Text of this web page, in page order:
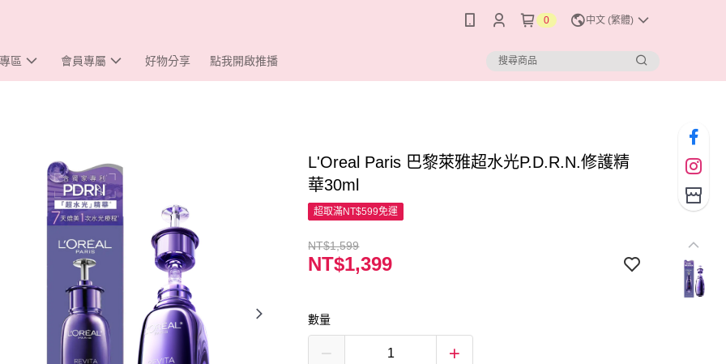
0 中文 (繁體)
區 會員專屬 好物分享 點我開啟推播
L'Oreal Paris 巴黎萊雅超水光P.D.R.N.修護精
華30ml
超取滿NT$599免運
NT$1,599
NT$1,399
數量